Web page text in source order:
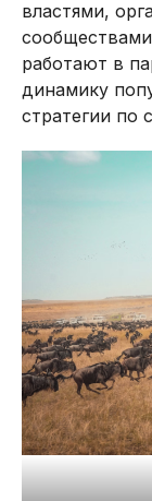
властями,
работают в
динамику
стратегии по